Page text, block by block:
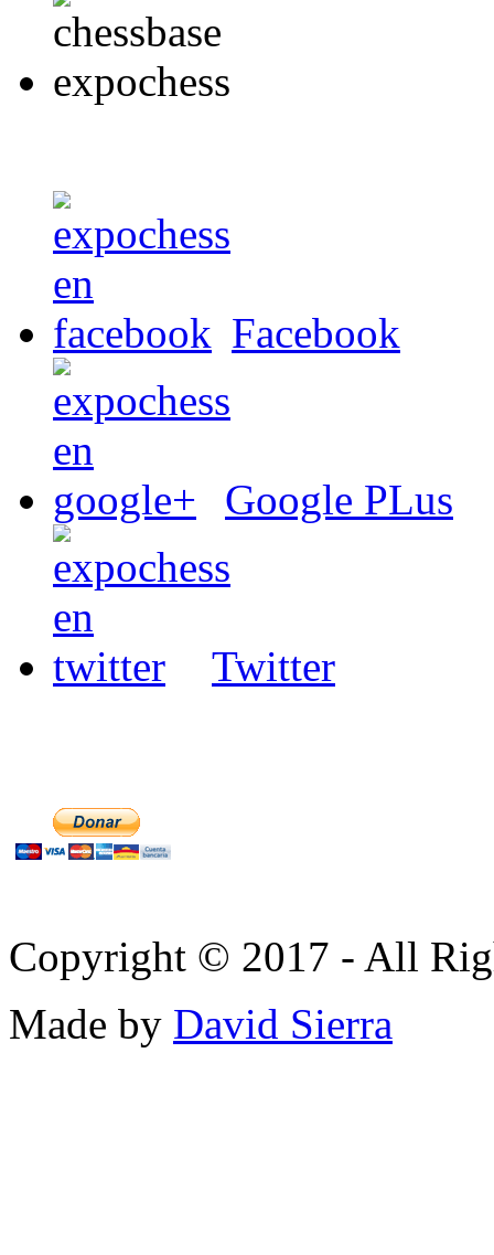
Facebook
Google PLus
Twitter
Copyright © 2017 - All
Made by David Sierra